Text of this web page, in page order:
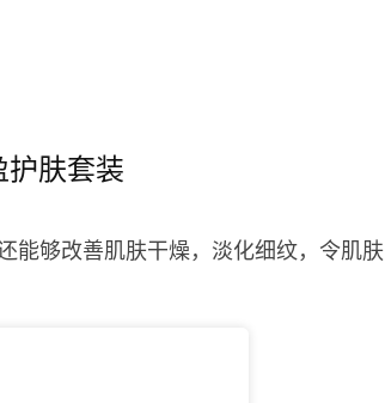
护肤套装
能够改善肌肤干燥，淡化细纹，令肌肤